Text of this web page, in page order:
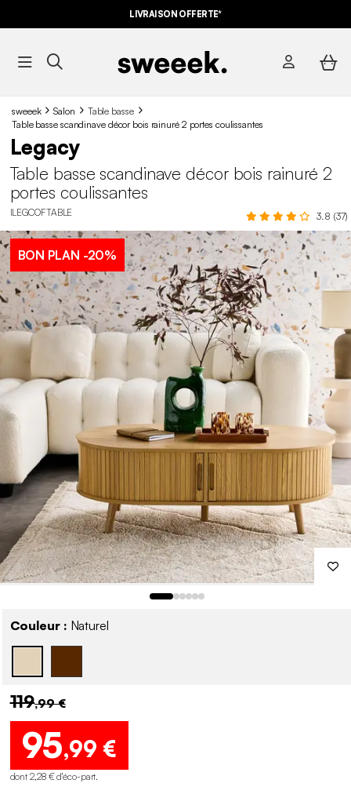
BONS PLANS* AVEC LECODE SUMMER10
LIVRAISON OFFERTE*
sweeek Salon
Table basse
Table basse scandinave décor bois rainuré 2 portes coulissantes
Legacy
Table basse scandinave décor bois rainuré 2
portes coulissantes
ILEGCOFTABLE 3.8 (37)
BON PLAN -20%
Couleur : Naturel
119,99 €
95,99 €
dont 2,28 € d'éco-part.